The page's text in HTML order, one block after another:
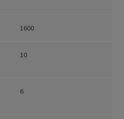
1600
10
6